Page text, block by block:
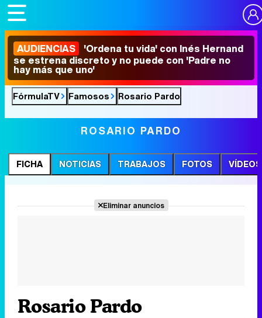
AUDIENCIAS 'Ordena tu vida' con Inés Hernand
se estrena discreto y no puede con 'Padre no
hay más que uno'
FórmulaTV Famosos Rosario Pardo
ROSARIO PARDO
FICHA NOTICIAS TRABAJOS FOTOS VÍDEOS
Eliminar anuncios
Rosario Pardo